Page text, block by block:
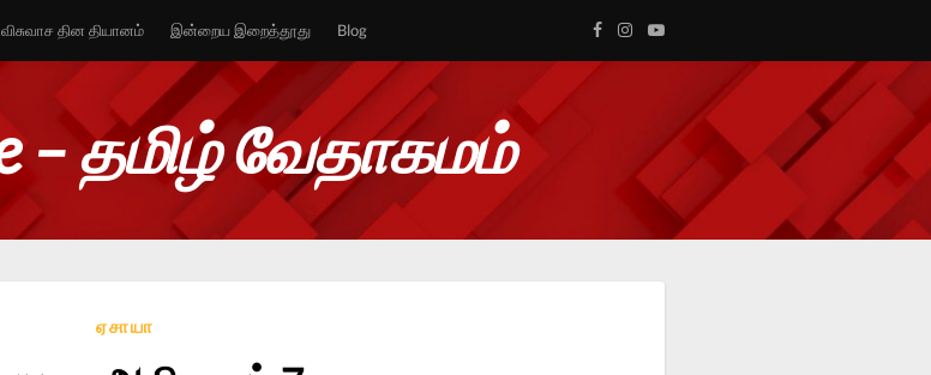
விசுவாச தின தியானம் இன்றைய இறைத்தூது Blog
– தமிழ் வேதாகமம்
ஏசாயா